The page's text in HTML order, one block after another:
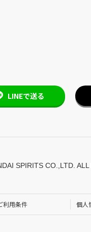
LINEで送る
SPIRITS CO.,LTD.
利用条件 個人